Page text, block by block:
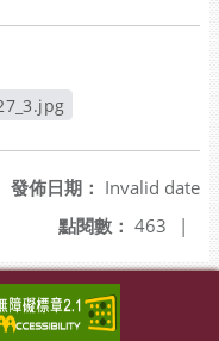
發佈日期： Invalid date
點閱數： 463 |